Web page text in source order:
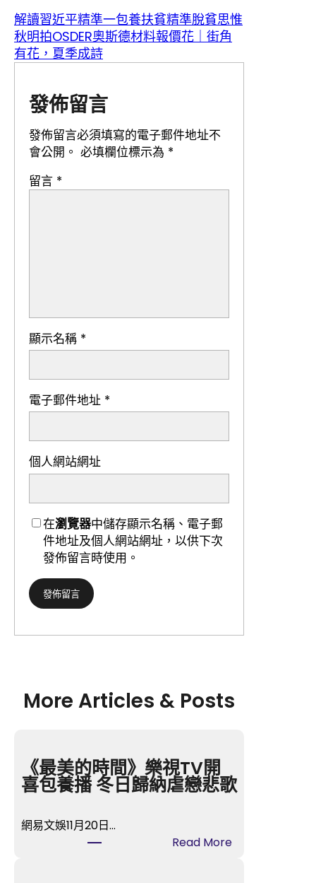
解讀習近平精準一包養扶貧精準脫貧思惟
秋明拍OSDER奧斯德材料報價花｜街角
有花，夏季成詩
發佈留言
發佈留言必須填寫的電子郵件地址不
會公開。 必填欄位標示為 *
留言 *
顯示名稱 *
電子郵件地址 *
個人網站網址
在瀏覽器中儲存顯示名稱、電子郵
件地址及個人網站網址，以供下次
發佈留言時使用。
More Articles & Posts
《最美的時間》樂視TV開
喜包養播 冬日歸納虐戀悲歌
網易文娛11月20日…
Read More: